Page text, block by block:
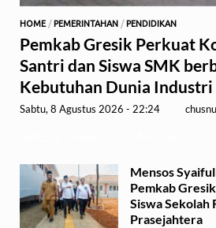
HOME/ PEMERINTAHAN / PENDIDIKAN
Pemkab Gresik Perkuat
Santri dan Siswa SMK
Kebutuhan Dunia Industri
Sabtu, 8 Agustus 2026 - 22:24
Mensos
Pemkab
Siswa Sekolah
Prasejahtera